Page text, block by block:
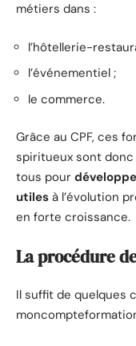
métiers dans :
l’hôtellerie-
l’événementiel ;
le commerce.
Grâce au CPF, ces
spiritueux sont
tous pour
utiles à l’évolution
en forte croissance.
La procédure
Il suffit de quelques